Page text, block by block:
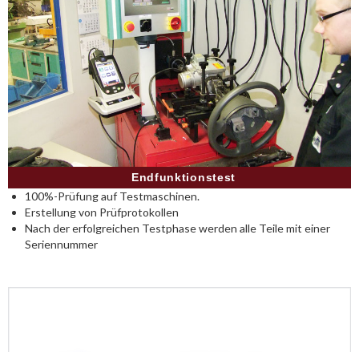
Endfunktionstest
100%-Prüfung auf Testmaschinen.
Erstellung von Prüfprotokollen
Nach der erfolgreichen Testphase werden alle Teile mit einer
Seriennummer